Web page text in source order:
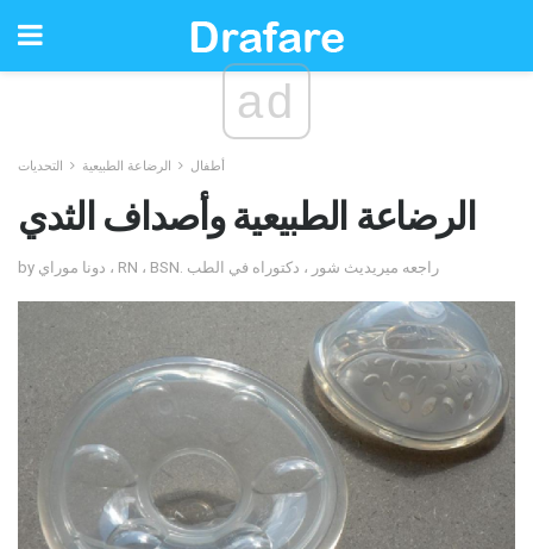
ad
أطفال الرضاعة الطبيعية التحديات
الرضاعة الطبيعية وأصداف الثدي
by دونا موراي ، RN ، BSN. راجعه ميريديث شور ، دكتوراه في الطب